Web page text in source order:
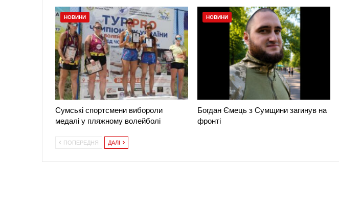
НОВИНИ
Сумські спортсмени вибороли
медалі у пляжному волейболі
НОВИНИ
Богдан Ємець з Сумщини загинув на
фронті
ПОПЕРЕДНЯ ДАЛІ